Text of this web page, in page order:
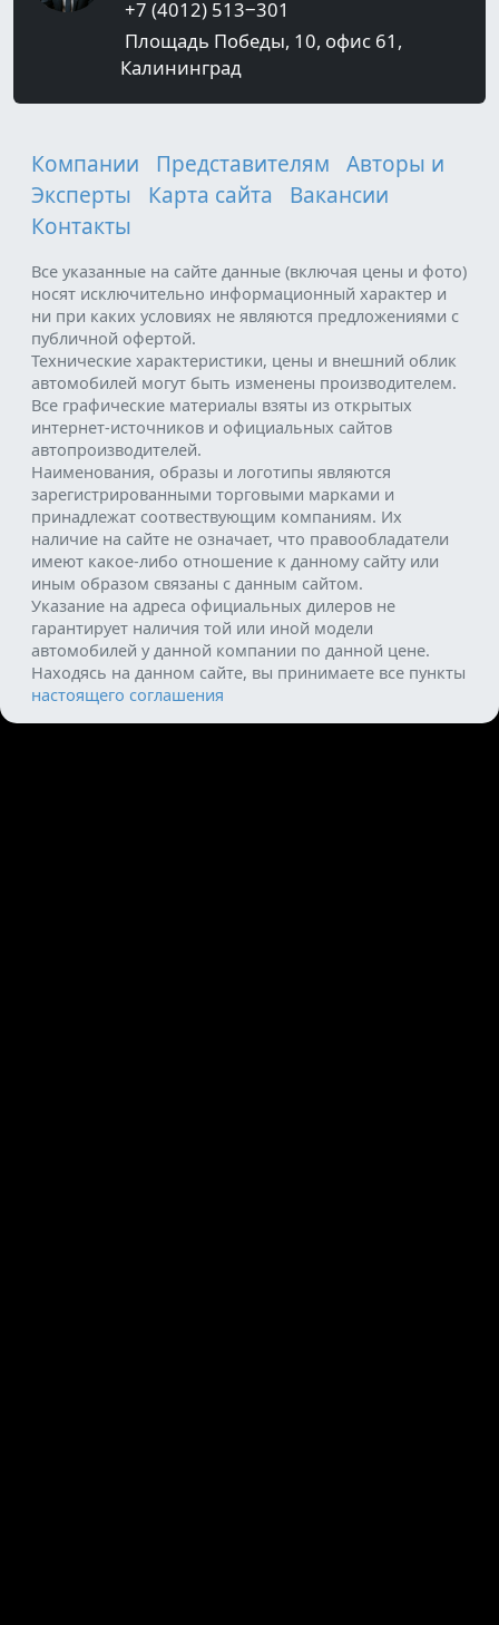
+7 (4012) 513‒301
Площадь Победы, 10, офис 61,
Калининград
Компании Представителям
Авторы и
Эксперты
Карта сайта
Вакансии
Контакты
Все указанные на сайте данные (включая цены и фото)
носят исключительно информационный характер и
ни при каких условиях не являются предложениями с
публичной офертой.
Технические характеристики, цены и внешний облик
автомобилей могут быть изменены производителем.
Все графические материалы взяты из открытых
интернет-источников и официальных сайтов
автопроизводителей.
Наименования, образы и логотипы являются
зарегистрированными торговыми марками и
принадлежат соотвествующим компаниям. Их
наличие на сайте не означает, что правообладатели
имеют какое-либо отношение к данному сайту или
иным образом связаны с данным сайтом.
Указание на адреса официальных дилеров не
гарантирует наличия той или иной модели
автомобилей у данной компании по данной цене.
Находясь на данном сайте, вы принимаете все пункты
настоящего соглашения